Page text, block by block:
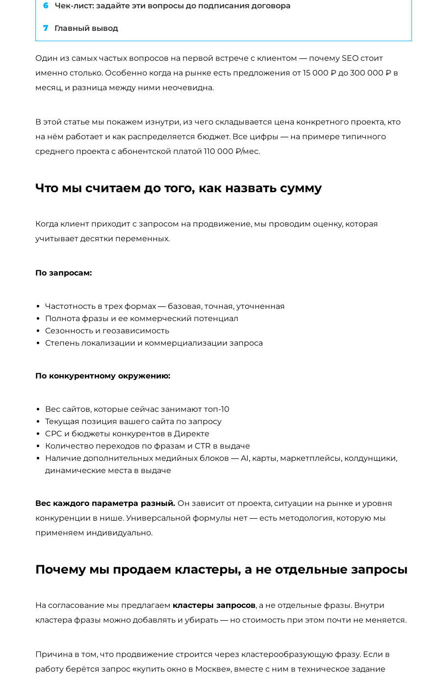
Чек-лист: задайте эти вопросы до подписания договора
Главный вывод
Один из самых частых вопросов на первой встрече с клиентом — почему SEO стоит
именно столько. Особенно когда на рынке есть предложения от 15 000 ₽ до 300 000 ₽ в
месяц, и разница между ними неочевидна.
В этой статье мы покажем изнутри, из чего складывается цена конкретного проекта, кто
на нём работает и как распределяется бюджет. Все цифры — на примере типичного
среднего проекта с абонентской платой 110 000 ₽/мес.
Что мы считаем до того, как назвать сумму
Когда клиент приходит с запросом на продвижение, мы проводим оценку, которая
учитывает десятки переменных.
По запросам:
Частотность в трех формах — базовая, точная, уточненная
Полнота фразы и ее коммерческий потенциал
Сезонность и геозависимость
Степень локализации и коммерциализации запроса
По конкурентному окружению:
Вес сайтов, которые сейчас занимают топ-10
Текущая позиция вашего сайта по запросу
CPC и бюджеты конкурентов в Директе
Количество переходов по фразам и CTR в выдаче
Наличие дополнительных медийных блоков — AI, карты, маркетплейсы, колдунщики,
динамические места в выдаче
Вес каждого параметра разный. Он зависит от проекта, ситуации на рынке и уровня
конкуренции в нише. Универсальной формулы нет — есть методология, которую мы
применяем индивидуально.
Почему мы продаем кластеры, а не отдельные запросы
На согласование мы предлагаем кластеры запросов, а не отдельные фразы. Внутри
кластера фразы можно добавлять и убирать — но стоимость при этом почти не меняется.
Причина в том, что продвижение строится через кластерообразующую фразу. Если в
работу берётся запрос «купить окно в Москве», вместе с ним в техническое задание